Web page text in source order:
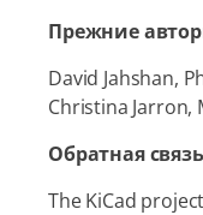
Прежние
David Jahshan,
Christina Jarron,
Обратная связь
The KiCad